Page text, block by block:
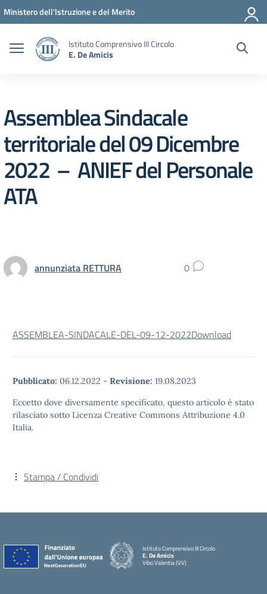
Vai ai contenuti
Vai al menu di navigazione
Vai al footer
Ministero dell'Istruzione e del Merito
Istituto Comprensivo III Circolo
E. De Amicis
Assemblea Sindacale
territoriale del 09 Dicembre
2022 – ANIEF del Personale
ATA
annunziata RETTURA 0
ASSEMBLEA-SINDACALE-DEL-09-12-2022Download
Pubblicato: 06.12.2022 - Revisione: 19.08.2023
Eccetto dove diversamente specificato, questo articolo è stato
rilasciato sotto Licenza Creative Commons Attribuzione 4.0
Italia.
Stampa / Condividi
Istituto Comprensivo III Circolo
E. De Amicis
Vibo Valentia (VV)